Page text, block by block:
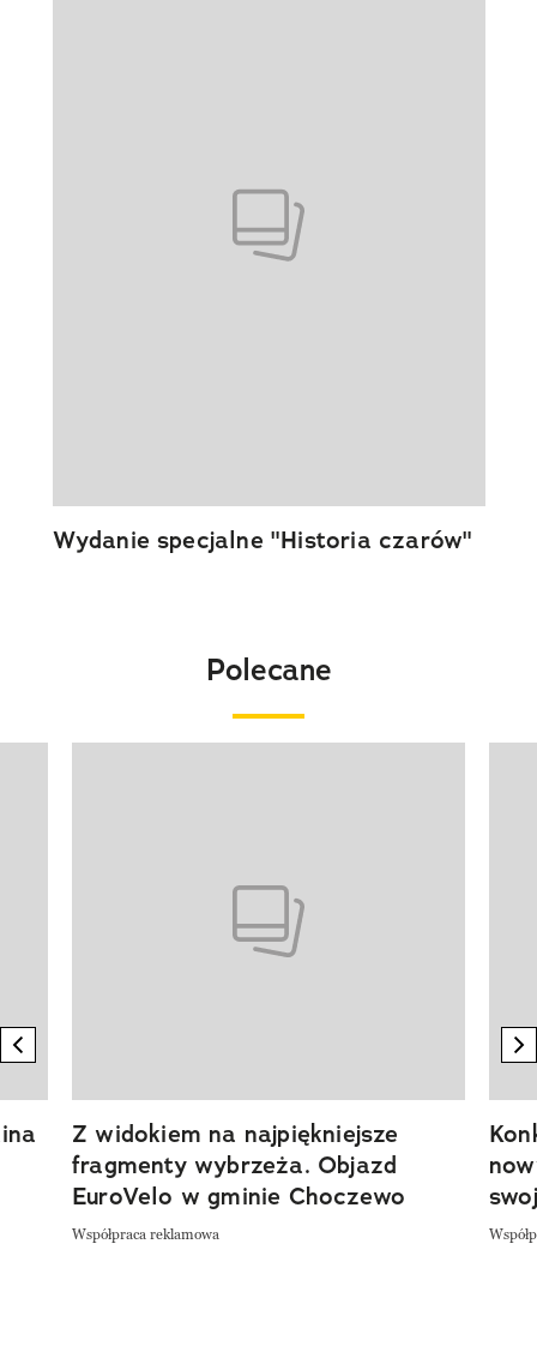
Wydanie specjalne "Historia czarów"
Polecane
previous element
Z widokiem na najpiękniejsze
fragmenty wybrzeża. Objazd
EuroVelo w gminie Choczewo
Współpraca reklamowa